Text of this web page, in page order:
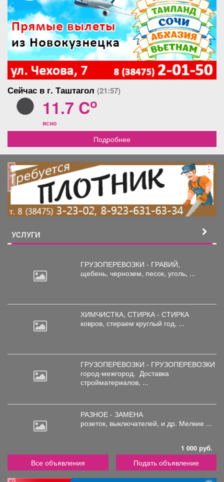
Сейчас в г. Таштагол (21:57)
11.7 Co
ясно
Подробнее
реклама
УСЛУГИ
ГРУЗОПЕРЕВОЗКИ - ГРАВИЙ,
щебень, чернозем, песок, уголь, ...
ХИМЧИСТКА, СТИРКА - СТИРКА
ковров, стираем круглый год, ...
ГРУЗОПЕРЕВОЗКИ - ГРУЗОПЕРЕВОЗКИ
город-межгород. Доставка
стройматериалов, ...
РАЗНОЕ - ЗАМЕНА
розеток, выключателей, и др. Мелкие ...
1 000 руб.
Все объявления Подать объявление